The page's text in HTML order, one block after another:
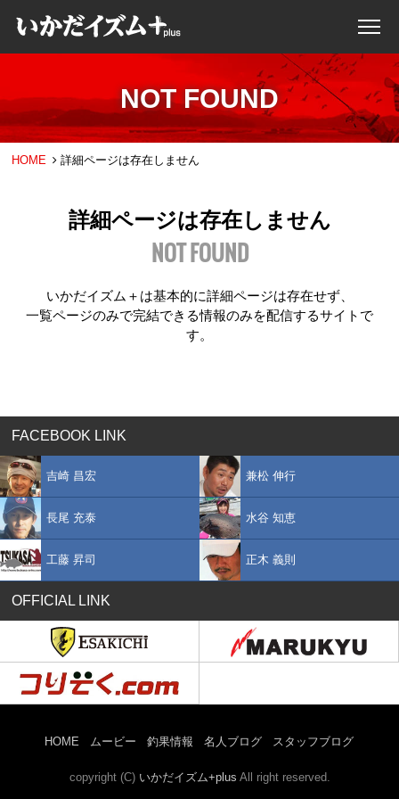
NOT FOUND
HOME 詳細ページは存在しません
詳細ページは存在しません
NOT FOUND
いかだイズム＋は基本的に詳細ページは存在せず、
一覧ページのみで完結できる情報のみを配信するサイトで
す。
FACEBOOK LINK
吉崎 昌宏 兼松 伸行
長尾 充泰 水谷 知恵
工藤 昇司 正木 義則
OFFICIAL LINK
HOME ムービー 釣果情報 名人ブログ スタッフブログ
copyright (C) いかだイズム+plus All right reserved.